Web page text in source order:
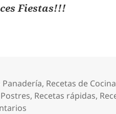
Fiestas!!!
Categorías
Panadería, Recetas de Cocina
Postres, Recetas rápidas,